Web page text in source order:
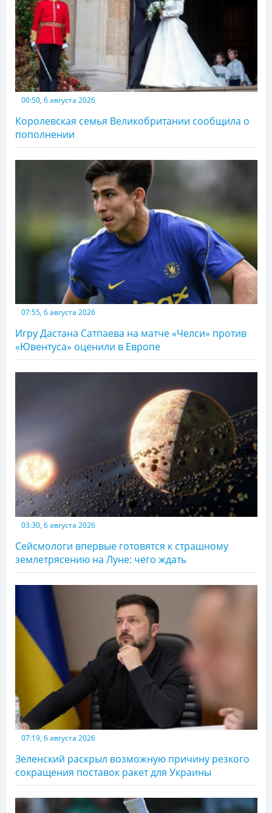
00:50, 6 августа 2026
Королевская семья Великобритании сообщила о
пополнении
07:55, 6 августа 2026
Игру Дастана Сатпаева на матче «Челси» против
«Ювентуса» оценили в Европе
03:30, 6 августа 2026
Сейсмологи впервые готовятся к страшному
землетрясению на Луне: чего ждать
07:19, 6 августа 2026
Зеленский раскрыл возможную причину резкого
сокращения поставок ракет для Украины